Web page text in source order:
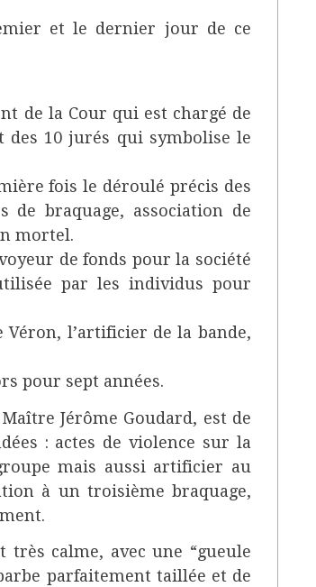
et le dernier jour de ce
de la Cour qui est chargé de
10 jurés qui symbolise le
fois le déroulé précis des
de braquage, association de
mortel.
de fonds pour la société
par les individus pour
Véron, l’artificier de la bande,
pour sept années.
Jérôme Goudard, est de
: actes de violence sur la
mais aussi artificier au
à un troisième braquage,
très calme, avec une “gueule
parfaitement taillée et de